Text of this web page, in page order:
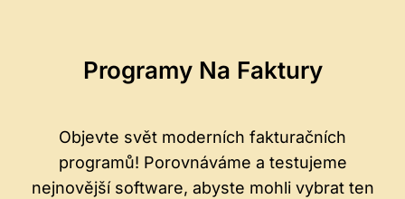
s
u
p
!
v
Programy Na Faktury
Objevte svět moderních fakturačních
programů! Porovnáváme a testujeme
nejnovější software, abyste mohli vybrat ten